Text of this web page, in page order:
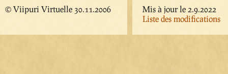
© Viipuri Virtuelle 30.11.2006
Mis à jour le 2.9.2022
Liste des modifications